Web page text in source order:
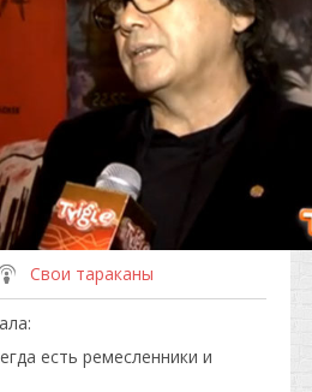
Свои тараканы
:
есть ремесленники и